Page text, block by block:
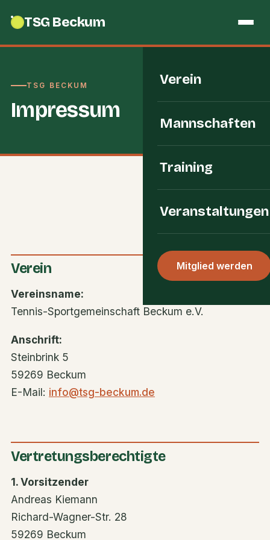
TSG Beckum
Verein
Mannschaften
Training
Veranstaltungen
Mitglied werden
TSG BECKUM
Impressum
Verein
Vereinsname:
Tennis-Sportgemeinschaft Beckum e.V.
Anschrift:
Steinbrink 5
59269 Beckum
E-Mail: info@tsg-beckum.de
Vertretungsberechtigte
1. Vorsitzender
Andreas Kiemann
Richard-Wagner-Str. 28
59269 Beckum